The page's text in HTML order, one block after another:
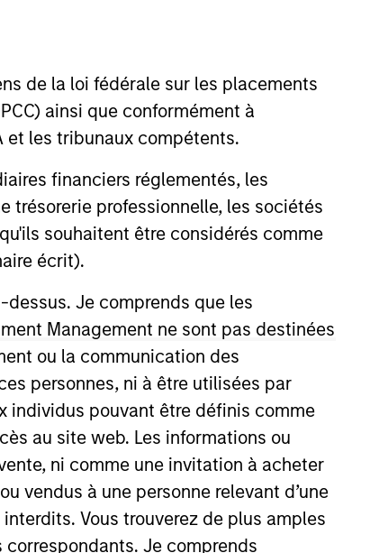
de la loi fédérale sur les placements
ainsi que conformément à
et les tribunaux compétents.
financiers réglementés, les
trésorerie professionnelle, les sociétés
souhaitent être considérés comme
écrit).
Je comprends que les
Management ne sont pas destinées
ou la communication des
personnes, ni à être utilisées par
individus pouvant être définis comme
au site web. Les informations ou
ni comme une invitation à acheter
vendus à une personne relevant d’une
Vous trouverez de plus amples
Je comprends
and likely illiquid
structure.
classes,
uncorrelated